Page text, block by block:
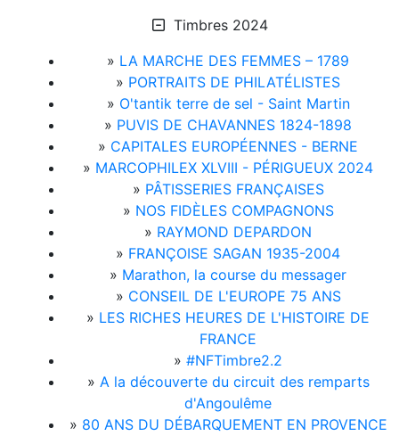
Timbres 2024
» LA MARCHE DES FEMMES – 1789
» PORTRAITS DE PHILATÉLISTES
» O'tantik terre de sel - Saint Martin
» PUVIS DE CHAVANNES 1824-1898
» CAPITALES EUROPÉENNES - BERNE
» MARCOPHILEX XLVIII - PÉRIGUEUX 2024
» PÂTISSERIES FRANÇAISES
» NOS FIDÈLES COMPAGNONS
» RAYMOND DEPARDON
» FRANÇOISE SAGAN 1935-2004
» Marathon, la course du messager
» CONSEIL DE L'EUROPE 75 ANS
» LES RICHES HEURES DE L'HISTOIRE DE
FRANCE
» #NFTimbre2.2
» A la découverte du circuit des remparts
d'Angoulême
» 80 ANS DU DÉBARQUEMENT EN PROVENCE